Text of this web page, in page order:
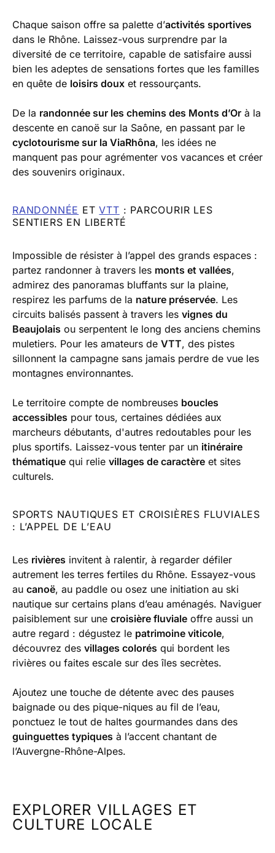
Chaque saison offre sa palette d’activités sportives
dans le Rhône. Laissez-vous surprendre par la
diversité de ce territoire, capable de satisfaire aussi
bien les adeptes de sensations fortes que les familles
en quête de loisirs doux et ressourçants.
De la randonnée sur les chemins des Monts d’Or à la
descente en canoë sur la Saône, en passant par le
cyclotourisme sur la ViaRhôna, les idées ne
manquent pas pour agrémenter vos vacances et créer
des souvenirs originaux.
RANDONNÉE ETVTT : PARCOURIR LES
SENTIERS EN LIBERTÉ
Impossible de résister à l’appel des grands espaces :
partez randonner à travers les monts et vallées,
admirez des panoramas bluffants sur la plaine,
respirez les parfums de la nature préservée. Les
circuits balisés passent à travers les vignes du
Beaujolais ou serpentent le long des anciens chemins
muletiers. Pour les amateurs de VTT, des pistes
sillonnent la campagne sans jamais perdre de vue les
montagnes environnantes.
Le territoire compte de nombreuses boucles
accessibles pour tous, certaines dédiées aux
marcheurs débutants, d'autres redoutables pour les
plus sportifs. Laissez-vous tenter par un itinéraire
thématique qui relie villages de caractère et sites
culturels.
SPORTS NAUTIQUES ET CROISIÈRES FLUVIALES
: L’APPEL DE L’EAU
Les rivières invitent à ralentir, à regarder défiler
autrement les terres fertiles du Rhône. Essayez-vous
au canoë, au paddle ou osez une initiation au ski
nautique sur certains plans d’eau aménagés. Naviguer
paisiblement sur une croisière fluviale offre aussi un
autre regard : dégustez le patrimoine viticole,
découvrez des villages colorés qui bordent les
rivières ou faites escale sur des îles secrètes.
Ajoutez une touche de détente avec des pauses
baignade ou des pique-niques au fil de l’eau,
ponctuez le tout de haltes gourmandes dans des
guinguettes typiques à l’accent chantant de
l’Auvergne-Rhône-Alpes.
EXPLORER VILLAGES ET
CULTURE LOCALE